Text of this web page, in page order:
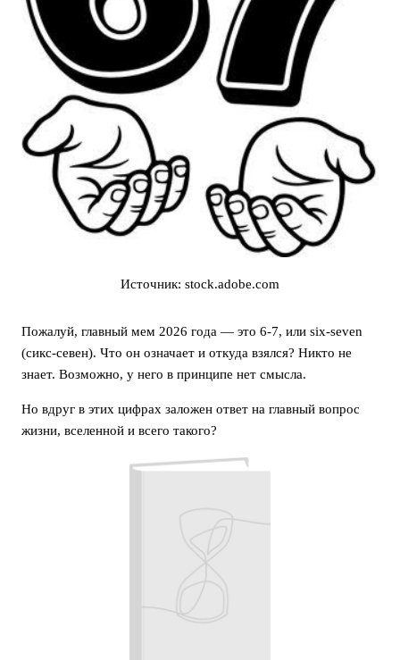
Источник: stock.adobe.com
Пожалуй, главный мем 2026 года — это 6-7, или six-seven
(сикс-севен). Что он означает и откуда взялся? Никто не
знает. Возможно, у него в принципе нет смысла.
Но вдруг в этих цифрах заложен ответ на главный вопрос
жизни, вселенной и всего такого?